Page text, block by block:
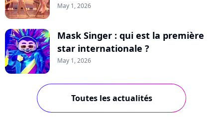
May 1, 2026
Mask Singer : qui est la première
star internationale ?
May 1, 2026
Toutes les actualités